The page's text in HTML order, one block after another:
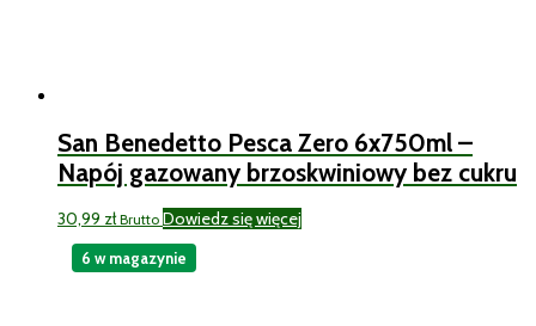
San Benedetto Pesca Zero 6x750ml –
Napój gazowany brzoskwiniowy bez cukru
30,99 zł Brutto Dowiedz się więcej
6 w magazynie